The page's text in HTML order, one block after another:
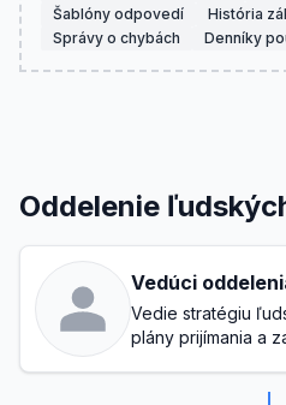
Šablóny odpovedí
História
Správy o chybách
Denníky
Oddelenie
Vedúci
Vedie stratégiu
plány prijímania a